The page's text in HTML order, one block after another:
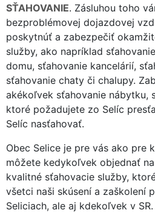
SŤAHOVANIE. Zásluhou toho
bezproblémovej dojazdovej
poskytnúť a zabezpečiť
služby, ako napríklad
domu, sťahovanie kancelárií,
sťahovanie chaty či chalupy.
akékoľvek sťahovanie nábytku,
ktoré požadujete zo Selíc
Selíc nasťahovať.
Obec Selice je pre vás ako pre
môžete kedykoľvek objednať
kvalitné sťahovacie služby,
všetci naši skúsení a zaškolení
Seliciach, ale aj kdekoľvek v